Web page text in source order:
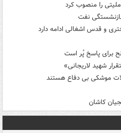
را منصوب کرد
و قدس اشغالی ادامه دارد
برای پاسخ پُر است
شهید لاریجانی»
موشکی بی دفاع هستند
کاشان